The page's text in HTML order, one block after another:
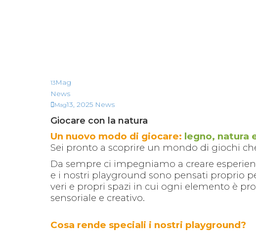
13Mag
News
Mag13, 2025 News
Giocare con la natura
Un nuovo modo di giocare: legno, natura
Sei pronto a scoprire un mondo di giochi
Da sempre ci impegniamo a creare
e i nostri playground sono pensati proprio
veri e propri spazi in cui ogni elemento è
sensoriale e creativo.
Cosa rende speciali i nostri playground?